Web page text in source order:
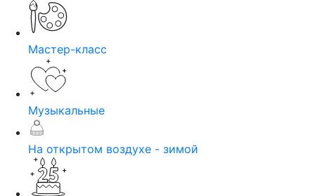
Мастер-класс
Музыкальные
На открытом воздухе - зимой